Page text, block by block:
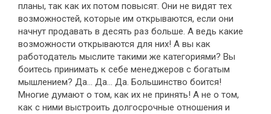
планы, так как их потом повысят. Они не видят тех
возможностей, которые им открываются, если они
начнут продавать в десять раз больше. А ведь какие
возможности открываются для них! А вы как
работодатель мыслите такими же категориями? Вы
боитесь принимать к себе менеджеров с богатым
мышлением? Да... Да... Да. Большинство боится!
Многие думают о том, как их не принять! А не о том,
как с ними выстроить долгосрочные отношения и